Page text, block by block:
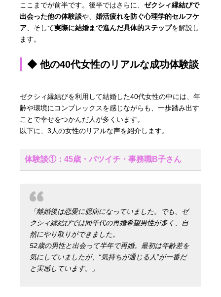
ここまでが前半です。後半ではさらに、ゼクシィ縁結びで
出会った他の体験談や、婚活疲れを防ぐ心理学的セルフケ
ア 、そして実際に結婚まで進んだ具体的ステップを解説し
ます。
◆ 他の40代女性のリアルな成功体験談
ゼクシィ縁結びを利用して結婚した40代女性の中には、年
齢や環境にコンプレックスを感じながらも、一歩踏み出す
ことで幸せをつかんだ人が多くいます。
以下に、3人の女性のリアルな声を紹介します。
体験談①：45歳・バツイチ・事務職B子さん
「離婚後は恋愛に臆病になっていました。でも、ゼ
クシィ縁結びでは同年代の再婚希望男性が多く、自
然にやり取りができました。
52歳の男性と出会って半年で再婚。最初は年齢差を
気にしていましたが、“気持ちが通じる人”が一番だ
と実感しています。」